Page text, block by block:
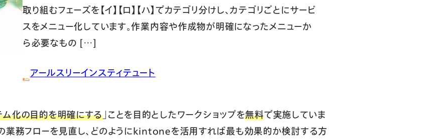
取り組むフェーズを【イ】【ロ】【ハ】でカテゴリ分けし、カテゴリごとにサービ
スをメニュー化しています。作業内容や作成物が明確になったメニューか
ら必要なもの […]
アールスリーインスティテュート
ム化の目的を明確にする 」ことを目的としたワークショップを無料で実施していま
の業務フローを見直し、どのようにkintoneを活用すれば最も効果的か検討する方